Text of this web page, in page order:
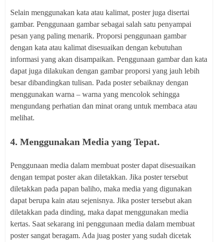
Selain menggunakan kata atau kalimat, poster juga disertai
gambar. Penggunaan gambar sebagai salah satu penyampai
pesan yang paling menarik. Proporsi penggunaan gambar
dengan kata atau kalimat disesuaikan dengan kebutuhan
informasi yang akan disampaikan. Penggunaan gambar dan kata
dapat juga dilakukan dengan gambar proporsi yang jauh lebih
besar dibandingkan tulisan. Pada poster sebaiknay dengan
menggunakan warna – warna yang mencolok sehingga
mengundang perhatian dan minat orang untuk membaca atau
melihat.
4. Menggunakan Media yang Tepat.
Penggunaan media dalam membuat poster dapat disesuaikan
dengan tempat poster akan diletakkan. Jika poster tersebut
diletakkan pada papan baliho, maka media yang digunakan
dapat berupa kain atau sejenisnya. Jika poster tersebut akan
diletakkan pada dinding, maka dapat menggunakan media
kertas. Saat sekarang ini penggunaan media dalam membuat
poster sangat beragam. Ada juag poster yang sudah dicetak